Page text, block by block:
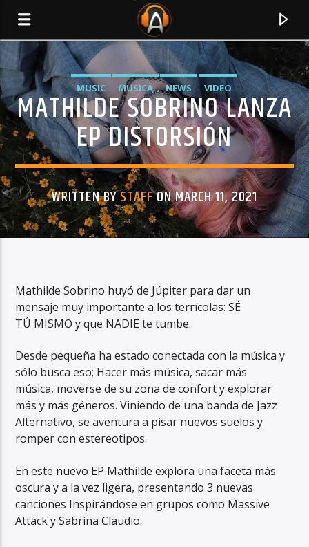
TITLE
ARTIST
RadioAlternativo Live
MUSIC MUSICA NEWS VIDEO
MATHILDE SOBRINO LANZA
EP DISTORSIÓN
WRITTEN BYSTAFFON MARCH 11, 2021
Mathilde Sobrino huyó de Júpiter para dar un
mensaje muy importante a los terrícolas: SÉ
TÚ MISMO y que NADIE te tumbe.
Desde pequeña ha estado conectada con la música y
sólo busca eso; Hacer más música, sacar más
música, moverse de su zona de confort y explorar
más y más géneros. Viniendo de una banda de Jazz
Alternativo, se aventura a pisar nuevos suelos y
romper con estereotipos.
En este nuevo EP Mathilde explora una faceta más
oscura y a la vez ligera, presentando 3 nuevas
canciones Inspirándose en grupos como Massive
Attack y Sabrina Claudio.